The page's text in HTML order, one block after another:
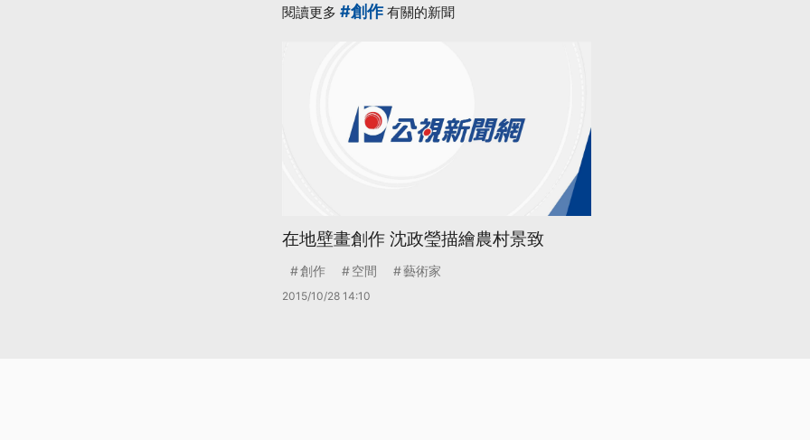
閱讀更多 #創作有關的新聞
在地壁畫創作 沈政瑩描繪農村景致
創作 空間 藝術家
2015/10/28 14:10